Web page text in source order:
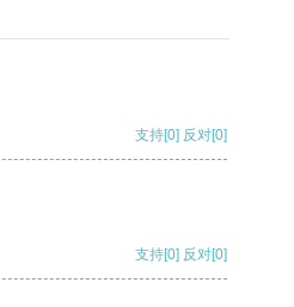
支持[0] 反对[0]
支持[0] 反对[0]